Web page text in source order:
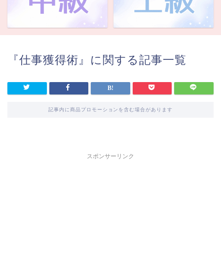
『仕事獲得術』に関する記事一覧
記事内に商品プロモーションを含む場合があります
スポンサーリンク